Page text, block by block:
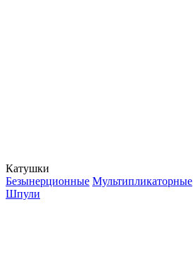
Катушки
Безынерционные Мультипликаторные
Шпули